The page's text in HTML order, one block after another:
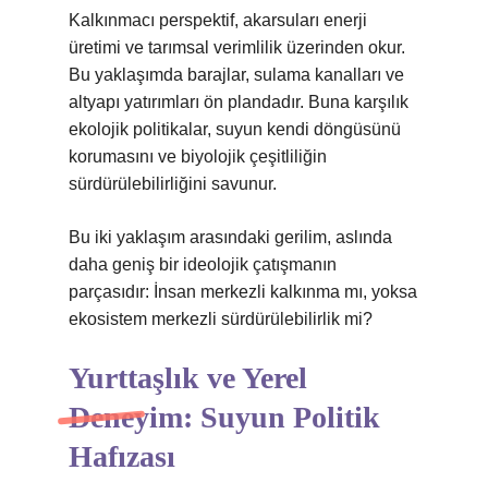
Kalkınmacı perspektif, akarsuları enerji
üretimi ve tarımsal verimlilik üzerinden okur.
Bu yaklaşımda barajlar, sulama kanalları ve
altyapı yatırımları ön plandadır. Buna karşılık
ekolojik politikalar, suyun kendi döngüsünü
korumasını ve biyolojik çeşitliliğin
sürdürülebilirliğini savunur.
Bu iki yaklaşım arasındaki gerilim, aslında
daha geniş bir ideolojik çatışmanın
parçasıdır: İnsan merkezli kalkınma mı, yoksa
ekosistem merkezli sürdürülebilirlik mi?
Yurttaşlık ve Yerel
Deneyim: Suyun Politik
Hafızası